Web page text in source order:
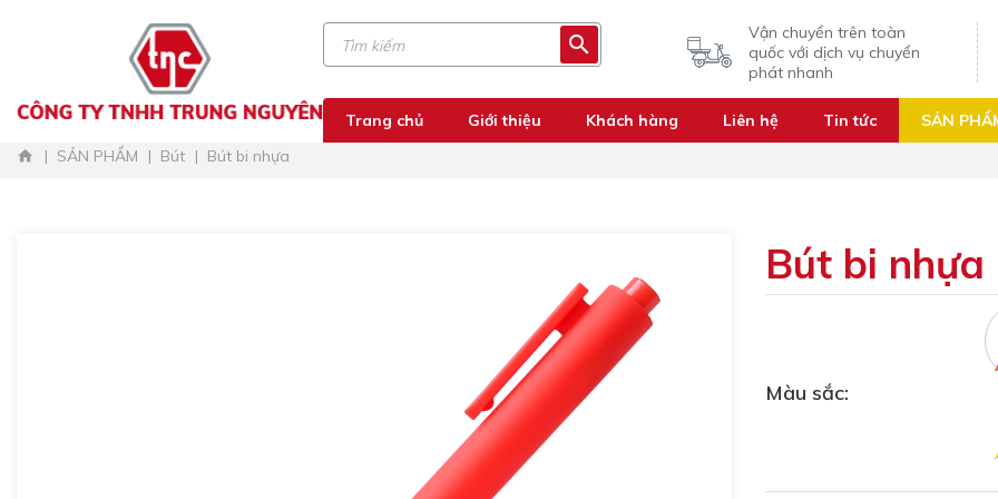
Vận chuyển trên toàn
quốc với dịch vụ chuyển
phát nhanh
Trang chủ Giới thiệu Khách hàng Liên hệ Tin tức SẢN
SẢN PHẨM Bút Bút bi nhựa
Bút bi
Màu sắc: